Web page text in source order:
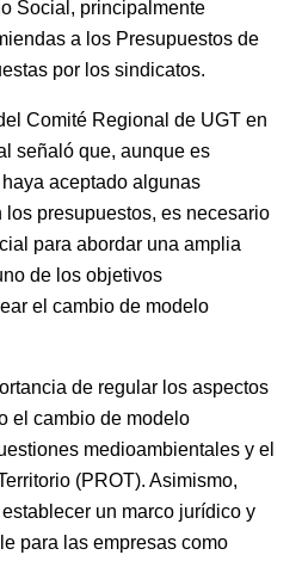
Social, principalmente
a los Presupuestos de
por los sindicatos.
Comité Regional de UGT en
señaló que, aunque es
aceptado algunas
presupuestos, es necesario
para abordar una amplia
de los objetivos
el cambio de modelo
de regular los aspectos
el cambio de modelo
medioambientales y el
(PROT). Asimismo,
un marco jurídico y
para las empresas como